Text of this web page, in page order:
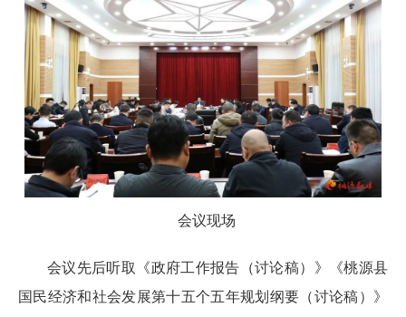
会议现场
会议先后听取《政府工作报告（讨论稿）》《桃源县
国民经济和社会发展第十五个五年规划纲要（讨论稿）》